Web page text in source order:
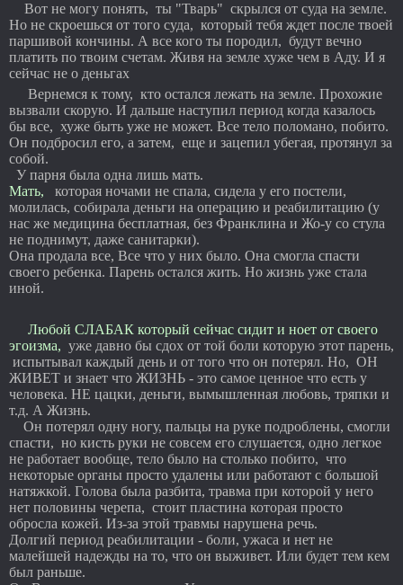
Вот не могу понять, ты "Тварь" скрылся от суда на земле.
Но не скроешься от того суда, который тебя ждет после твоей
паршивой кончины. А все кого ты породил, будут вечно
платить по твоим счетам. Живя на земле хуже чем в Аду. И я
сейчас не о деньгах
Вернемся к тому, кто остался лежать на земле. Прохожие
вызвали скорую. И дальше наступил период когда казалось
бы все, хуже быть уже не может. Все тело поломано, побито.
Он подбросил его, а затем, еще и зацепил убегая, протянул за
собой.
У парня была одна лишь мать.
Мать, которая ночами не спала, сидела у его постели,
молилась, собирала деньги на операцию и реабилитацию (у
нас же медицина бесплатная, без Франклина и Жо-у со стула
не поднимут, даже санитарки).
Она продала все, Все что у них было. Она смогла спасти
своего ребенка. Парень остался жить. Но жизнь уже стала
иной.
Любой СЛАБАК который сейчас сидит и ноет от своего
эгоизма, уже давно бы сдох от той боли которую этот парень,
испытывал каждый день и от того что он потерял. Но, ОН
ЖИВЕТ и знает что ЖИЗНЬ - это самое ценное что есть у
человека. НЕ цацки, деньги, вымышленная любовь, тряпки и
т.д. А Жизнь.
Он потерял одну ногу, пальцы на руке подроблены, смогли
спасти, но кисть руки не совсем его слушается, одно легкое
не работает вообще, тело было на столько побито, что
некоторые органы просто удалены или работают с большой
натяжкой. Голова была разбита, травма при которой у него
нет половины черепа, стоит пластина которая просто
обросла кожей. Из-за этой травмы нарушена речь.
Долгий период реабилитации - боли, ужаса и нет не
малейшей надежды на то, что он выживет. Или будет тем кем
был раньше.